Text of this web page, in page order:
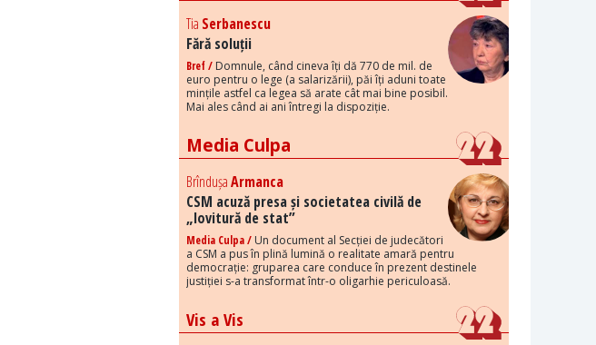
Tia Serbanescu
Fără soluții
Bref / Domnule, când cineva îți dă 770 de mil. de
euro pentru o lege (a salarizării), păi îți aduni toate
mințile astfel ca legea să arate cât mai bine posibil.
Mai ales când ai ani întregi la dispoziție.
Media Culpa
BrîndușaArmanca
CSM acuză presa și societatea civilă de
„lovitură de stat”
Media Culpa / Un document al Secției de judecători
a CSM a pus în plină lumină o realitate amară pentru
democrație: gruparea care conduce în prezent destinele
justiției s-a transformat într-o oligarhie periculoasă.
Vis a Vis